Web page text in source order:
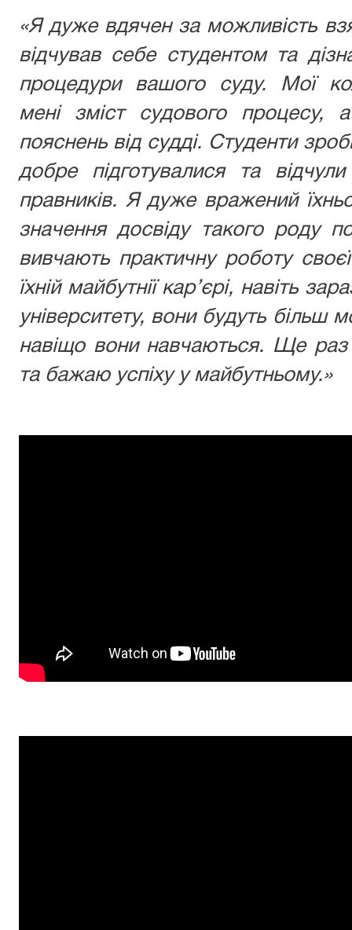
«Я дуже вдячен за можливість
відчував себе студентом та
процедури вашого суду. Мої
мені зміст судового
пояснень від судді. Студенти
добре підготувалися та
правників. Я дуже вражений
значення досвіду такого роду
вивчають практичну роботу
їхній майбутнії кар’єрі, навіть
університету, вони будуть більш
навіщо вони навчаються. Ще
та бажаю успіху у майбутньому.»